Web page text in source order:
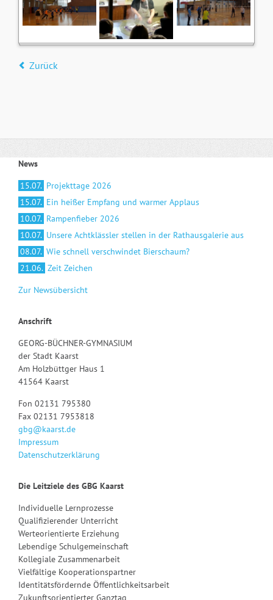
Zurück
News
15.07. Projekttage 2026
15.07. Ein heißer Empfang und warmer Applaus
10.07. Rampenfieber 2026
10.07. Unsere Achtklässler stellen in der Rathausgalerie aus
08.07. Wie schnell verschwindet Bierschaum?
21.06. Zeit Zeichen
Zur Newsübersicht
Anschrift
GEORG-BÜCHNER-GYMNASIUM
der Stadt Kaarst
Am Holzbüttger Haus 1
41564 Kaarst
Fon 02131 795380
Fax 02131 7953818
gbg@kaarst.de
Impressum
Datenschutzerklärung
Die Leitziele des GBG Kaarst
Individuelle Lernprozesse
Qualifizierender Unterricht
Werteorientierte Erziehung
Lebendige Schulgemeinschaft
Kollegiale Zusammenarbeit
Vielfältige Kooperationspartner
Identitätsfördernde Öffentlichkeitsarbeit
Zukunftsorientierter Ganztag